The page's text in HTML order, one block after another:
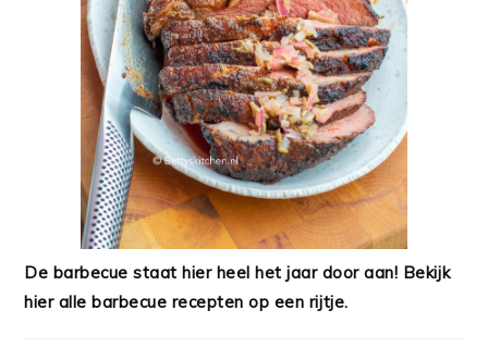
De barbecue staat hier heel het jaar door aan! Bekijk
hier alle barbecue recepten op een rijtje.